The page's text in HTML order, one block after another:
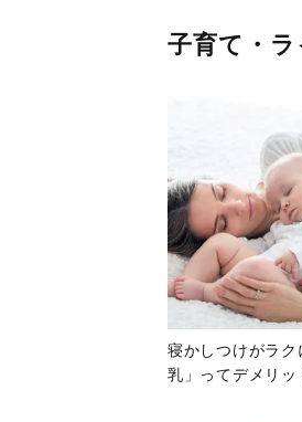
子育て・
寝かしつけがラク
乳」ってデメリッ